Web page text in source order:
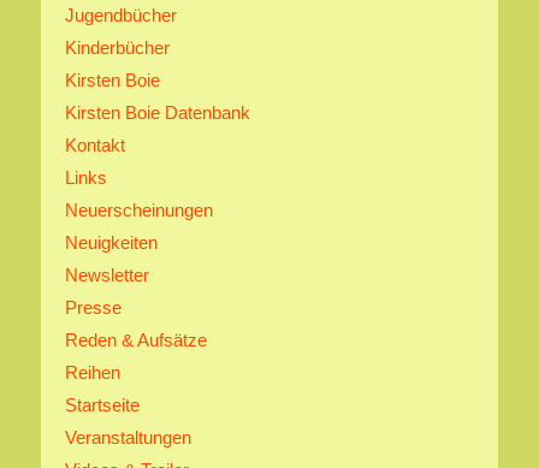
Jugendbücher
Kinderbücher
Kirsten Boie
Kirsten Boie Datenbank
Kontakt
Links
Neuerscheinungen
Neuigkeiten
Newsletter
Presse
Reden & Aufsätze
Reihen
Startseite
Veranstaltungen